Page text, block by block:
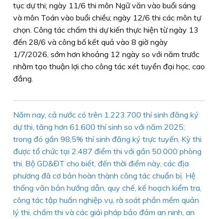
tục dự thi; ngày 11/6 thi môn Ngữ văn vào buổi sáng
và môn Toán vào buổi chiều; ngày 12/6 thi các môn tự
chọn. Công tác chấm thi dự kiến thực hiện từ ngày 13
đến 28/6 và công bố kết quả vào 8 giờ ngày
1/7/2026, sớm hơn khoảng 12 ngày so với năm trước
nhằm tạo thuận lợi cho công tác xét tuyển đại học, cao
đẳng.
Năm nay, cả nước có trên 1.223.700 thí sinh đăng ký
dự thi, tăng hơn 61.600 thí sinh so với năm 2025;
trong đó gần 98,5% thí sinh đăng ký trực tuyến. Kỳ thi
được tổ chức tại 2.487 điểm thi với gần 50.000 phòng
thi. Bộ GD&ĐT cho biết, đến thời điểm này, các địa
phương đã cơ bản hoàn thành công tác chuẩn bị. Hệ
thống văn bản hướng dẫn, quy chế, kế hoạch kiểm tra,
công tác tập huấn nghiệp vụ, rà soát phần mềm quản
lý thi, chấm thi và các giải pháp bảo đảm an ninh, an